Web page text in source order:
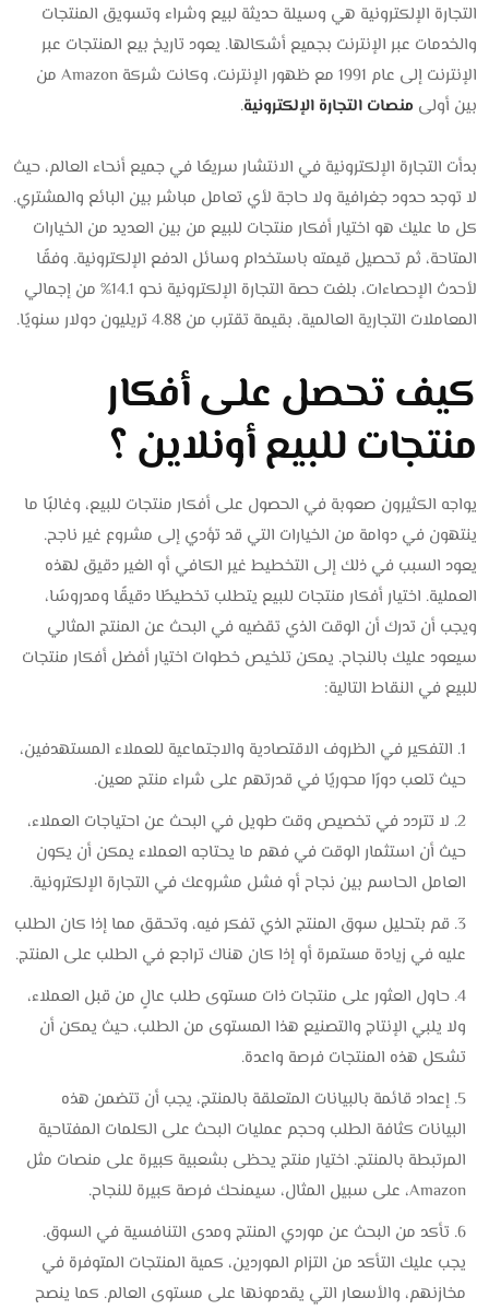
التجارة الإلكترونية هي وسيلة حديثة لبيع وشراء وتسويق المنتجات
والخدمات عبر الإنترنت بجميع أشكالها. يعود تاريخ بيع المنتجات عبر
الإنترنت إلى عام 1991 مع ظهور الإنترنت، وكانت شركة Amazon من
بين أولى منصات التجارة الإلكترونية.
بدأت التجارة الإلكترونية في الانتشار سريعًا في جميع أنحاء العالم، حيث
لا توجد حدود جغرافية ولا حاجة لأي تعامل مباشر بين البائع والمشتري.
كل ما عليك هو اختيار أفكار منتجات للبيع من بين العديد من الخيارات
المتاحة، ثم تحصيل قيمته باستخدام وسائل الدفع الإلكترونية. وفقًا
لأحدث الإحصاءات، بلغت حصة التجارة الإلكترونية نحو 14.1% من إجمالي
المعاملات التجارية العالمية، بقيمة تقترب من 4.88 تريليون دولار سنويًا.
كيف تحصل على أفكار
منتجات للبيع أونلاين ؟
يواجه الكثيرون صعوبة في الحصول على أفكار منتجات للبيع، وغالبًا ما
ينتهون في دوامة من الخيارات التي قد تؤدي إلى مشروع غير ناجح.
يعود السبب في ذلك إلى التخطيط غير الكافي أو الغير دقيق لهذه
العملية. اختيار أفكار منتجات للبيع يتطلب تخطيطًا دقيقًا ومدروسًا،
ويجب أن تدرك أن الوقت الذي تقضيه في البحث عن المنتج المثالي
سيعود عليك بالنجاح. يمكن تلخيص خطوات اختيار أفضل أفكار منتجات
للبيع في النقاط التالية:
التفكير في الظروف الاقتصادية والاجتماعية للعملاء المستهدفين،
حيث تلعب دورًا محوريًا في قدرتهم على شراء منتج معين.
لا تتردد في تخصيص وقت طويل في البحث عن احتياجات العملاء،
حيث أن استثمار الوقت في فهم ما يحتاجه العملاء يمكن أن يكون
العامل الحاسم بين نجاح أو فشل مشروعك في التجارة الإلكترونية.
قم بتحليل سوق المنتج الذي تفكر فيه، وتحقق مما إذا كان الطلب
عليه في زيادة مستمرة أو إذا كان هناك تراجع في الطلب على المنتج.
حاول العثور على منتجات ذات مستوى طلب عالٍ من قبل العملاء،
ولا يلبي الإنتاج والتصنيع هذا المستوى من الطلب، حيث يمكن أن
تشكل هذه المنتجات فرصة واعدة.
إعداد قائمة بالبيانات المتعلقة بالمنتج، يجب أن تتضمن هذه
البيانات كثافة الطلب وحجم عمليات البحث على الكلمات المفتاحية
المرتبطة بالمنتج. اختيار منتج يحظى بشعبية كبيرة على منصات مثل
Amazon، على سبيل المثال، سيمنحك فرصة كبيرة للنجاح.
تأكد من البحث عن موردي المنتج ومدى التنافسية في السوق.
يجب عليك التأكد من التزام الموردين، كمية المنتجات المتوفرة في
مخازنهم، والأسعار التي يقدمونها على مستوى العالم. كما ينصح